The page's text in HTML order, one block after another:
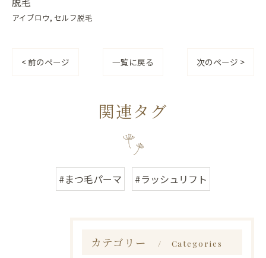
アイブロウ セルフ脱毛
< 前のページ 一覧に戻る 次のページ >
関連タグ
#まつ毛パーマ #ラッシュリフト
カテゴリー Categories